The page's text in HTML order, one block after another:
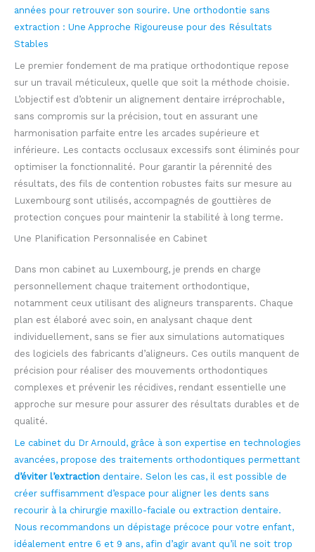
années pour retrouver son sourire. Une orthodontie sans
extraction : Une Approche Rigoureuse pour des Résultats
Stables
Le premier fondement de ma pratique orthodontique repose
sur un travail méticuleux, quelle que soit la méthode choisie.
L’objectif est d’obtenir un alignement dentaire irréprochable,
sans compromis sur la précision, tout en assurant une
harmonisation parfaite entre les arcades supérieure et
inférieure. Les contacts occlusaux excessifs sont éliminés pour
optimiser la fonctionnalité. Pour garantir la pérennité des
résultats, des fils de contention robustes faits sur mesure au
Luxembourg sont utilisés, accompagnés de gouttières de
protection conçues pour maintenir la stabilité à long terme.
Une Planification Personnalisée en Cabinet
Dans mon cabinet au Luxembourg, je prends en charge
personnellement chaque traitement orthodontique,
notamment ceux utilisant des aligneurs transparents. Chaque
plan est élaboré avec soin, en analysant chaque dent
individuellement, sans se fier aux simulations automatiques
des logiciels des fabricants d’aligneurs. Ces outils manquent de
précision pour réaliser des mouvements orthodontiques
complexes et prévenir les récidives, rendant essentielle une
approche sur mesure pour assurer des résultats durables et de
qualité.
Le cabinet du Dr Arnould, grâce à son expertise en technologies
avancées, propose des traitements orthodontiques permettant
d’éviter l’extraction dentaire. Selon les cas, il est possible de
créer suffisamment d’espace pour aligner les dents sans
recourir à la chirurgie maxillo-faciale ou extraction dentaire.
Nous recommandons un dépistage précoce pour votre enfant,
idéalement entre 6 et 9 ans, afin d’agir avant qu’il ne soit trop